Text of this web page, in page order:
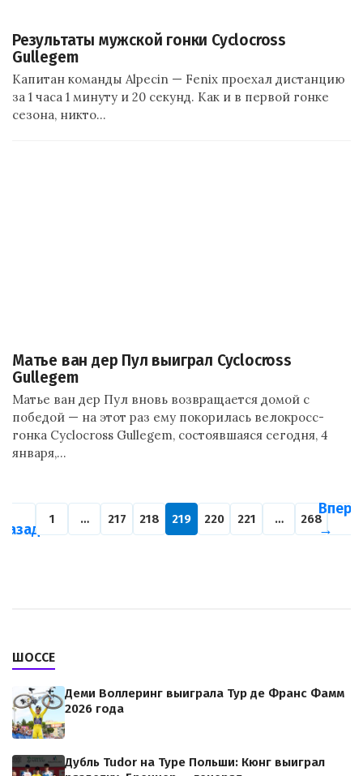
Результаты мужской гонки Cyclocross
Gullegem
Капитан команды Alpecin — Fenix проехал дистанцию
за 1 часа 1 минуту и 20 секунд. Как и в первой гонке
сезона, никто…
Матье ван дер Пул выиграл Cyclocross
Gullegem
Матье ван дер Пул вновь возвращается домой с
победой — на этот раз ему покорилась велокросс-
гонка Cyclocross Gullegem, состоявшаяся сегодня, 4
января,…
1 … 217 218 219 220 221 … 268
→
ШОССЕ
Деми Воллеринг выиграла Тур де Франс Фамм
2026 года
Дубль Tudor на Туре Польши: Кюнг выиграл